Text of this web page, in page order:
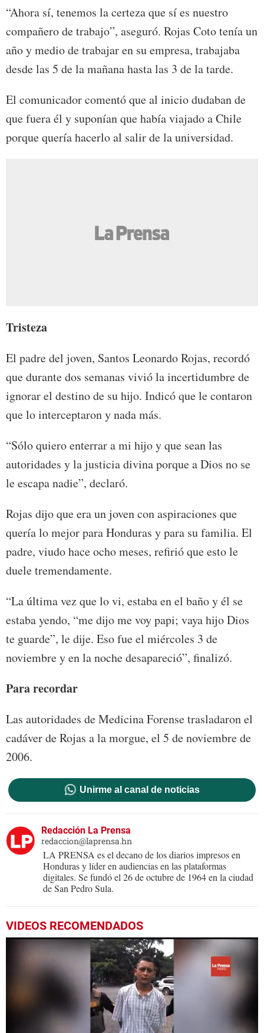
“Ahora sí, tenemos la certeza que sí es nuestro
compañero de trabajo”, aseguró. Rojas Coto tenía un
año y medio de trabajar en su empresa, trabajaba
desde las 5 de la mañana hasta las 3 de la tarde.
El comunicador comentó que al inicio dudaban de
que fuera él y suponían que había viajado a Chile
porque quería hacerlo al salir de la universidad.
Tristeza
El padre del joven, Santos Leonardo Rojas, recordó
que durante dos semanas vivió la incertidumbre de
ignorar el destino de su hijo. Indicó que le contaron
que lo interceptaron y nada más.
“Sólo quiero enterrar a mi hijo y que sean las
autoridades y la justicia divina porque a Dios no se
le escapa nadie”, declaró.
Rojas dijo que era un joven con aspiraciones que
quería lo mejor para Honduras y para su familia. El
padre, viudo hace ocho meses, refirió que esto le
duele tremendamente.
“La última vez que lo vi, estaba en el baño y él se
estaba yendo, “me dijo me voy papi; vaya hijo Dios
te guarde”, le dije. Eso fue el miércoles 3 de
noviembre y en la noche desapareció”, finalizó.
Para recordar
Las autoridades de Medicina Forense trasladaron el
cadáver de Rojas a la morgue, el 5 de noviembre de
2006.
Unirme al canal de noticias
Redacción La Prensa
redaccion@laprensa.hn
LA PRENSA es el decano de los diarios impresos en
Honduras y líder en audiencias en las plataformas
digitales. Se fundó el 26 de octubre de 1964 en la ciudad
de San Pedro Sula.
VIDEOS RECOMENDADOS